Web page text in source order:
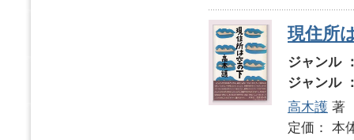
現住所
ジャンル
ジャンル
高木護 著
定価：